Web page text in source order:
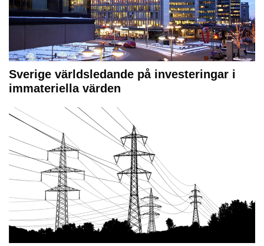
Sverige världsledande på investeringar i
immateriella värden